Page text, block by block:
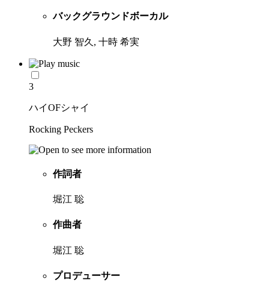
バックグラウンドボーカル
大野 智久, 十時 希実
3
ハイOFシャイ
Rocking Peckers
作詞者
堀江 聡
作曲者
堀江 聡
プロデューサー